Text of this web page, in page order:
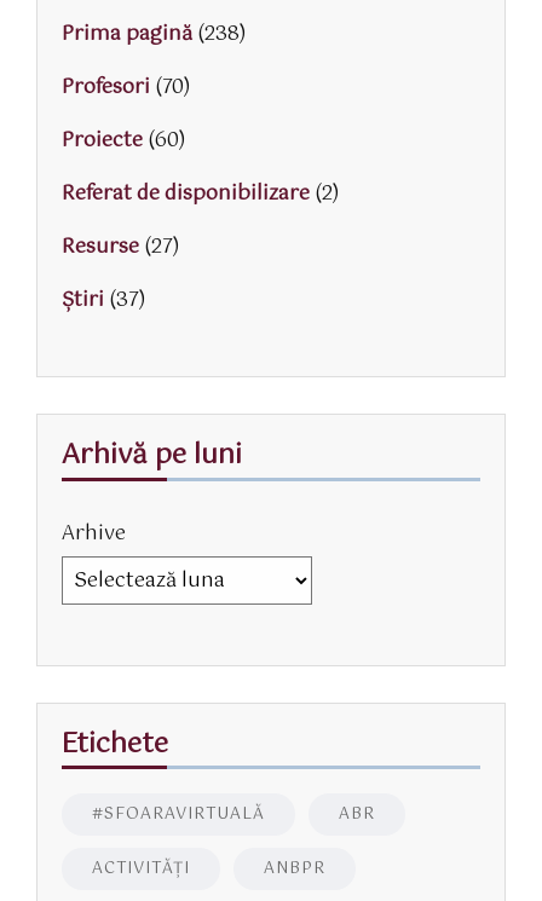
Prima pagină(238)
Profesori (70)
Proiecte(60)
Referat de disponibilizare(2)
Resurse(27)
Știri (37)
Arhivă pe luni
Arhive
Etichete
#SFOARAVIRTUALĂ ABR
ACTIVITĂŢI ANBPR